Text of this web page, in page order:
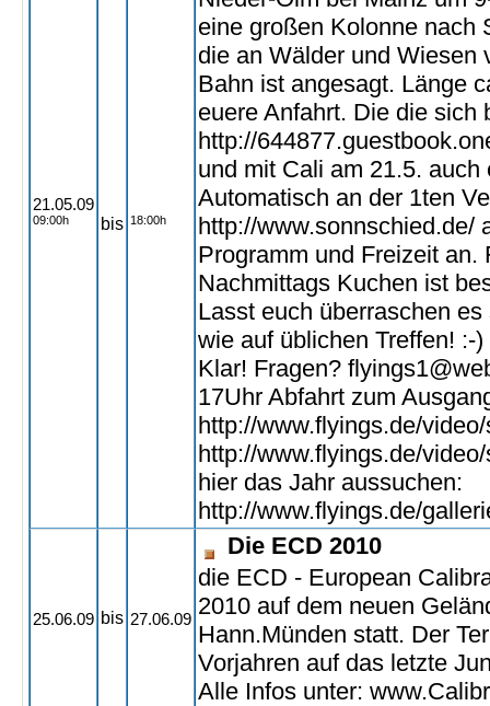
21.05.09
09:00h bis 18:00h
eine großen Kolonne nach
die an Wälder und Wiesen
Bahn ist angesagt. Länge
euere Anfahrt. Die die sich
http://
und mit Cali am 21.5.
Automatisch an der 1ten
http://www.sonnschied.de/
Programm und Freizeit an.
Nachmittags Kuchen ist
Lasst euch überraschen
wie auf üblichen Treffen! :-
Klar! Fragen?
17Uhr Abfahrt zum
http://www.flyings.de/
http://www.flyings.de/
hier das Jahr aussuchen:
http://www.flyings.de/
25.06.09 bis 27.06.09
Die ECD 2010
die ECD - European
2010 auf dem neuen
Hann.Münden statt. Der
Vorjahren auf das letzte
Alle Infos unter: